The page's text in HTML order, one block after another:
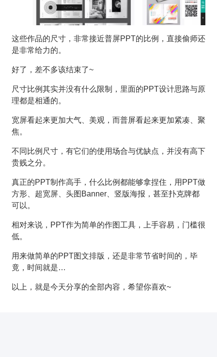
这些作品的尺寸，非常接近普屏PPT的比例，直接偷师还
是非常给力的。
好了，差不多该结束了~
尺寸比例其实并没有什么限制，里面的PPT设计思路与原
理都是相通的。
宽屏看起来更加大气、美观，而普屏看起来更加紧凑、聚
焦。
不同比例尺寸，有它们的使用场合与优缺点，并没有高下
贵贱之分。
真正的PPT制作高手，什么比例都能够拿捏住，用PPT做
方形、超宽屏、头图Banner、竖版海报，甚至扑克牌都
可以。
相对来说，PPT作为简单的作图工具，上手容易，门槛很
低。
用来做简单的PPT图文排版，还是非常节省时间的，毕
竟，时间就是…
以上，就是今天分享的全部内容，希望你喜欢~